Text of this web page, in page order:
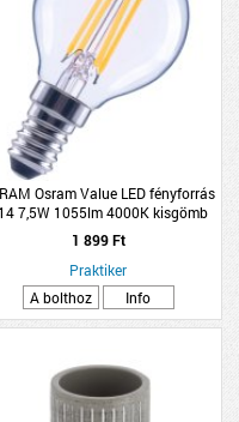
Osram Value LED fényforrás
7,5W 1055lm 4000K kisgömb
hidegfehér filament átlátszó
1 899 Ft
Praktiker
A bolthoz
Info